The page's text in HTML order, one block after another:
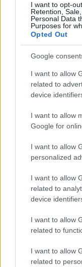
I want to opt-
Retention,
Personal Data
Purposes for
Opted Out
Google
I want to allow
related to
device
I want to allow
Google for
I want to allow
personalized
I want to allow
related to
device
I want to allow
related to
I want to allow
related to
fotókat is
biztos, hogy nem